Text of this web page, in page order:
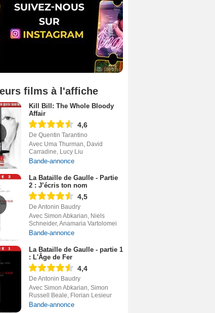
films à l'affiche
Kill Bill: The Whole Bloody
Affair
4,6
De Quentin Tarantino
Avec Uma Thurman, David
Carradine, Lucy Liu
Bande-annonce
La Bataille de Gaulle - Partie
2 : J’écris ton nom
4,5
De Antonin Baudry
Avec Simon Abkarian, Niels
Schneider, Anamaria Vartolomei
Bande-annonce
La Bataille de Gaulle - partie 1
: L'Âge de Fer
4,4
De Antonin Baudry
Avec Simon Abkarian, Simon
Russell Beale, Florian Lesieur
Bande-annonce